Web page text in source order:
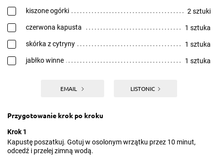
kiszone ogórki 2 sztuki
czerwona kapusta 1 sztuka
skórka z cytryny 1 sztuka
jabłko winne 1 sztuka
EMAIL LISTONIC
Przygotowanie krok po kroku
Krok 1
Kapustę poszatkuj. Gotuj w osolonym wrzątku przez 10 minut,
odcedź i przelej zimną wodą.